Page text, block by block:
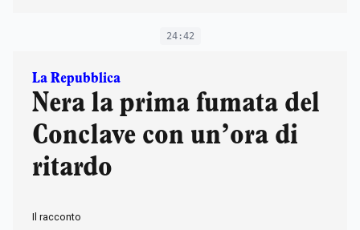
24:42
La Repubblica
Nera la prima fumata del
Conclave con un’ora di
ritardo
Il racconto